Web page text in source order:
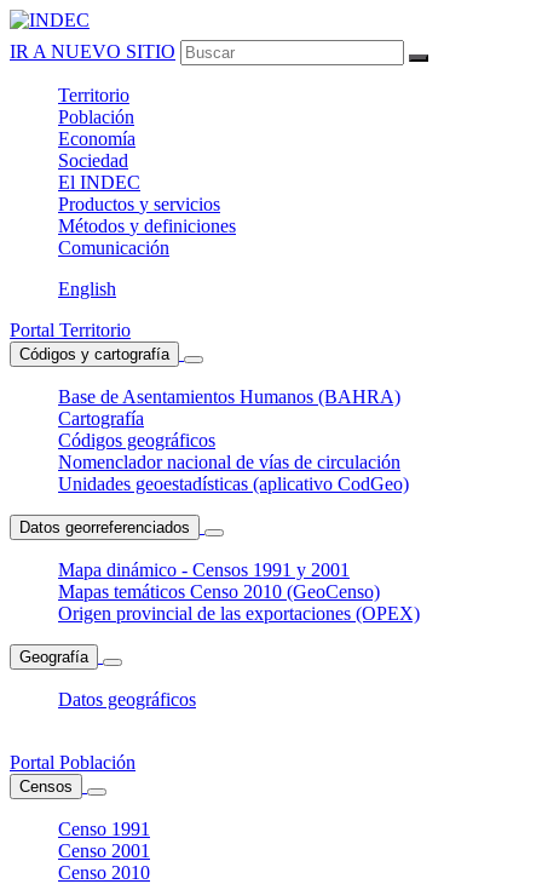
IR A NUEVO SITIO
Territorio
Población
Economía
Sociedad
El INDEC
Productos y servicios
Métodos y definiciones
Comunicación
English
Portal Territorio
Códigos y cartografía
Base de Asentamientos Humanos (BAHRA)
Cartografía
Códigos geográficos
Nomenclador nacional de vías de circulación
Unidades geoestadísticas (aplicativo CodGeo)
Datos georreferenciados
Mapa dinámico - Censos 1991 y 2001
Mapas temáticos Censo 2010 (GeoCenso)
Origen provincial de las exportaciones (OPEX)
Geografía
Datos geográficos
Portal Población
Censos
Censo 1991
Censo 2001
Censo 2010